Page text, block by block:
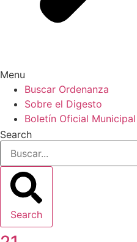
Menu
Buscar Ordenanza
Sobre el Digesto
Boletín Oficial Municipal
Search
Search